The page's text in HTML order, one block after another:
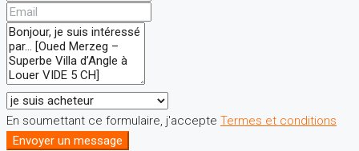
En soumettant ce formulaire, j'accepte Termes et conditions
Envoyer un message